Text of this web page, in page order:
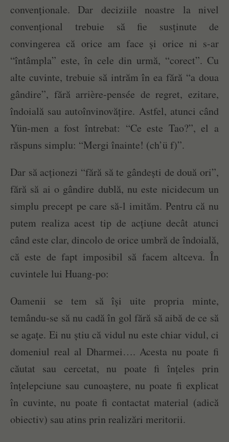
convenționale. Dar deciziile noastre la nivel
convențional trebuie să fie susținute de
convingerea că orice am face și orice ni s-ar
“întâmpla” este, în cele din urmă, “corect”. Cu
alte cuvinte, trebuie să intrăm în ea fără “a doua
gândire”, fără arrière-pensée de regret, ezitare,
îndoială sau autoînvinovățire. Astfel, atunci când
Yün-men a fost întrebat: “Ce este Tao?”, el a
răspuns simplu: “Mergi înainte! (ch’ü f)”.
Dar să acționezi “fără să te gândești de două ori”,
fără să ai o gândire dublă, nu este nicidecum un
simplu precept pe care să-l imităm. Pentru că nu
putem realiza acest tip de acțiune decât atunci
când este clar, dincolo de orice umbră de îndoială,
că este de fapt imposibil să facem altceva. În
cuvintele lui Huang-po:
Oamenii se tem să își uite propria minte,
temându-se să nu cadă în gol fără să aibă de ce să
se agațe. Ei nu știu că vidul nu este chiar vidul, ci
domeniul real al Dharmei…. Acesta nu poate fi
căutat sau cercetat, nu poate fi înțeles prin
înțelepciune sau cunoaștere, nu poate fi explicat
în cuvinte, nu poate fi contactat material (adică
obiectiv) sau atins prin realizări meritorii.